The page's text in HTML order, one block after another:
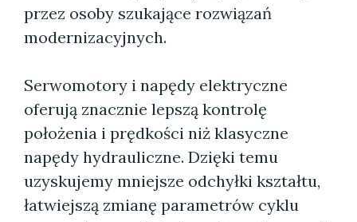
przez osoby szukające rozwiązań
modernizacyjnych.
Serwomotory i napędy elektryczne
oferują znacznie lepszą kontrolę
położenia i prędkości niż klasyczne
napędy hydrauliczne. Dzięki temu
uzyskujemy mniejsze odchyłki kształtu,
łatwiejszą zmianę parametrów cyklu